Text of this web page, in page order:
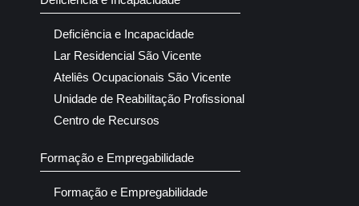
Deficiência e Incapacidade
Lar Residencial São Vicente
Ateliês Ocupacionais São Vicente
Unidade de Reabilitação Profissional
Centro de Recursos
Formação e Empregabilidade
Formação e Empregabilidade